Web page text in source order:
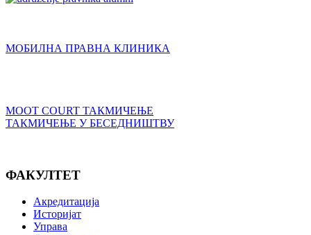
МОБИЛНА ПРАВНА КЛИНИКА
MOOT COURT ТАКМИЧЕЊЕ
ТАКМИЧЕЊЕ У БЕСЕДНИШТВУ
ФАКУЛТЕТ
Акредитација
Историјат
Управа